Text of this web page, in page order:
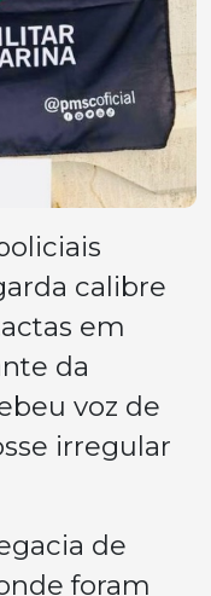
calibre
em
da
voz de
irregular
de
foram